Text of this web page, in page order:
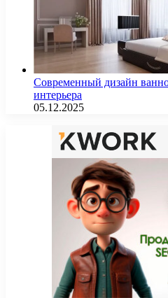
Современный дизайн
интерьера
05.12.2025